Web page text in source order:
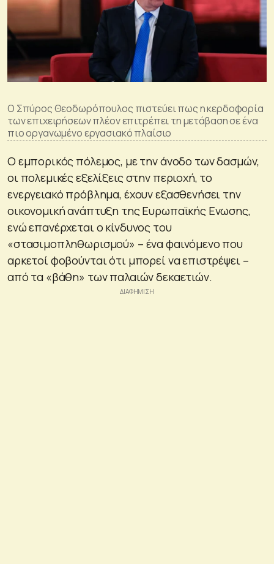
Ο Σπύρος Θεοδωρόπουλος πιστεύει πως η κερδοφορία
των επιχειρήσεων πλέον επιτρέπει τη μετάβαση σε ένα
πιο οργανωμένο εργασιακό πλαίσιο
Ο εμπορικός πόλεμος, με την άνοδο των δασμών,
οι πολεμικές εξελίξεις στην περιοχή, το
ενεργειακό πρόβλημα, έχουν εξασθενήσει την
οικονομική ανάπτυξη της Ευρωπαϊκής Ενωσης,
ενώ επανέρχεται ο κίνδυνος του
«στασιμοπληθωρισμού» – ένα φαινόμενο που
αρκετοί φοβούνται ότι μπορεί να επιστρέψει –
από τα «βάθη» των παλαιών δεκαετιών.